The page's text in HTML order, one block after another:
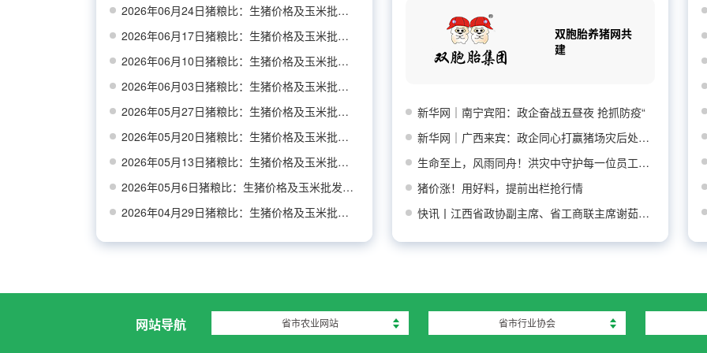
2026年06月24日猪粮比：生猪价格及玉米批发价格
2026年06月17日猪粮比：生猪价格及玉米批发价格
2026年06月10日猪粮比：生猪价格及玉米批发价格
2026年06月03日猪粮比：生猪价格及玉米批发价格
2026年05月27日猪粮比：生猪价格及玉米批发价格
2026年05月20日猪粮比：生猪价格及玉米批发价格
2026年05月13日猪粮比：生猪价格及玉米批发价格
2026年05月6日猪粮比：生猪价格及玉米批发价格
2026年04月29日猪粮比：生猪价格及玉米批发价格
双胞胎养猪网共
建
新华网｜南宁宾阳：政企奋战五昼夜 抢抓防疫“
新华网｜广西来宾：政企同心打赢猪场灾后处置防
生命至上，风雨同舟！洪灾中守护每一位员工平安
猪价涨！用好料，提前出栏抢行情
快讯丨江西省政协副主席、省工商联主席谢茹莅临
网站导航 省市农业网站 省市行业协会